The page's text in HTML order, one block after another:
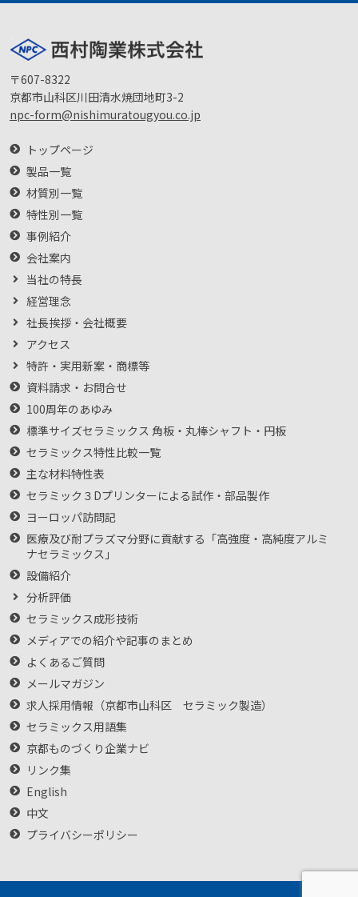
〒607-8322
京都市山科区川田清水焼団地町3-2
npc-form@nishimuratougyou.co.jp
トップページ
製品一覧
材質別一覧
特性別一覧
事例紹介
会社案内
当社の特長
経営理念
社長挨拶・会社概要
アクセス
特許・実用新案・商標等
資料請求・お問合せ
100周年のあゆみ
標準サイズセラミックス 角板・丸棒シャフト・円板
セラミックス特性比較一覧
主な材料特性表
セラミック３Dプリンターによる試作・部品製作
ヨーロッパ訪問記
医療及び耐プラズマ分野に貢献する「高強度・高純度アルミ
ナセラミックス」
設備紹介
分析評価
セラミックス成形技術
メディアでの紹介や記事のまとめ
よくあるご質問
メールマガジン
求人採用情報（京都市山科区 セラミック製造）
セラミックス用語集
京都ものづくり企業ナビ
リンク集
English
中文
プライバシーポリシー